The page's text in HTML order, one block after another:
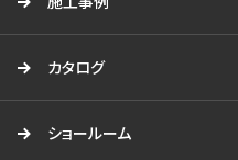
カタログ
ショールーム